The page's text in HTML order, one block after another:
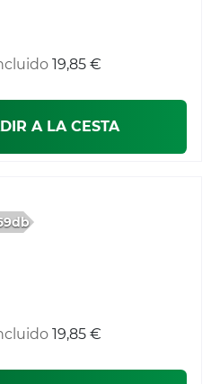
19,85 €
A LA CESTA
19,85 €